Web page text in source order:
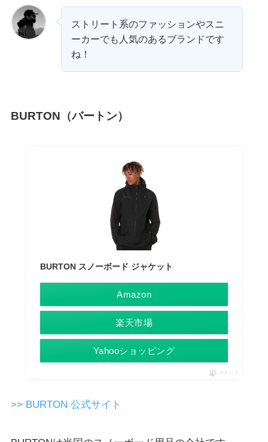
ストリート系のファッションやスニ
ーカーでも人気のあるブランドです
ね！
BURTON（バートン）
BURTON スノーボード ジャケット
Amazon
楽天市場
Yahooショッピング
ポチップ
>> BURTON 公式サイト